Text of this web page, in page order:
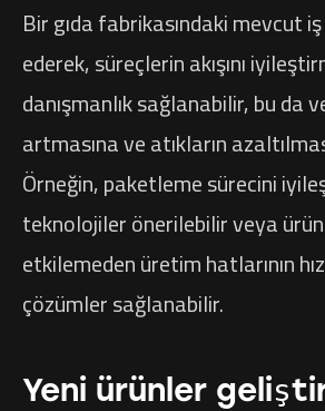
Bir gıda fabrikasındaki mevcut iş
ederek, süreçlerin akışını
danışmanlık sağlanabilir, bu da
artmasına ve atıkların
Örneğin, paketleme sürecini
teknolojiler önerilebilir veya
etkilemeden üretim hatlarının
çözümler sağlanabilir.
Yeni ürünler